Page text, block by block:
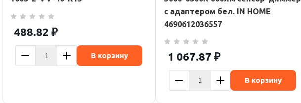
488.82 ₽
В корзину
с адаптером бел. IN HOME
4690612036557
1 067.87 ₽
В корзину